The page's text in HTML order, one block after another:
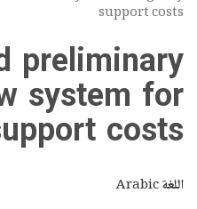
support costs
preliminary
system for
costs
اللغة